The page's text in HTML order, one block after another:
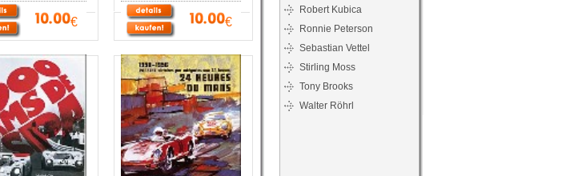
€ €
Robert Kubica
Ronnie Peterson
Sebastian Vettel
Stirling Moss
Tony Brooks
Walter Röhrl